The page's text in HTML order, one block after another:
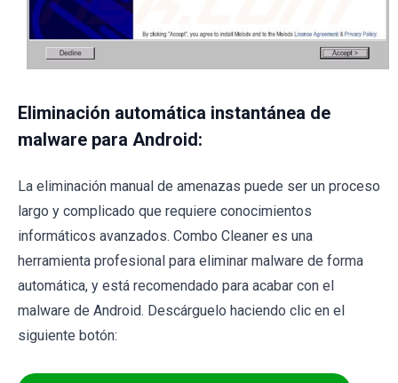
Eliminación automática instantánea de
malware para Android:
La eliminación manual de amenazas puede ser un proceso
largo y complicado que requiere conocimientos
informáticos avanzados. Combo Cleaner es una
herramienta profesional para eliminar malware de forma
automática, y está recomendado para acabar con el
malware de Android. Descárguelo haciendo clic en el
siguiente botón: